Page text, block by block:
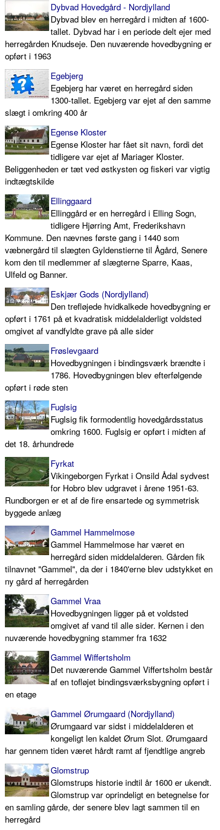
Dybvad Hovedgård - Nordjylland
Dybvad blev en herregård i midten af 1600-
tallet. Dybvad har i en periode delt ejer med
herregården Knudseje. Den nuværende hovedbygning er
opført i 1963
Egebjerg
Egebjerg har været en herregård siden
1300-tallet. Egebjerg var ejet af den samme
slægt i omkring 400 år
Egense Kloster
Egense Kloster har fået sit navn, fordi det
tidligere var ejet af Mariager Kloster.
Beliggenheden er tæt ved østkysten og fiskeri var vigtig
indtægtskilde
Ellinggaard
Ellinggård er en herregård i Elling Sogn,
tidligere Hjørring Amt, Frederikshavn
Kommune. Den nævnes første gang i 1440 som
væbnergård til slægten Gyldenstierne til Ågård, Senere
kom den til medlemmer af slægterne Sparre, Kaas,
Ulfeld og Banner.
Eskjær Gods (Nordjylland)
Den trefløjede hvidkalkede hovedbygning er
opført i 1761 på et kvadratisk middelalderligt voldsted
omgivet af vandfyldte grave på alle sider
Frøslevgaard
Hovedbygningen i bindingsværk brændte i
1786. Hovedbygningen blev efterfølgende
opført i røde sten
Fuglsig
Fuglsig fik formodentlig hovedgårdsstatus
omkring 1600. Fuglsig er opført i midten af
det 18. århundrede
Fyrkat
Vikingeborgen Fyrkat i Onsild Ådal sydvest
for Hobro blev udgravet i årene 1951-63.
Rundborgen er et af de fire ensartede og symmetrisk
byggede anlæg
Gammel Hammelmose
Gammel Hammelmose har været en
herregård siden middelalderen. Gården fik
tilnavnet "Gammel", da der i 1840'erne blev udstykket en
ny gård af herregården
Gammel Vraa
Hovedbygningen ligger på et voldsted
omgivet af vand til alle sider. Kernen i den
nuværende hovedbygning stammer fra 1632
Gammel Wiffertsholm
Det nuværende Gammel Viffertsholm består
af en tofløjet bindingsværksbygning opført i
en etage
Gammel Ørumgaard (Nordjylland)
Ørumgaard var sidst i middelalderen et
kongeligt len kaldet Ørum Slot. Ørumgaard
har gennem tiden været hårdt ramt af fjendtlige angreb
Glomstrup
Glomstrups historie indtil år 1600 er ukendt.
Glomstrup var oprindeligt en betegnelse for
en samling gårde, der senere blev lagt sammen til en
herregård